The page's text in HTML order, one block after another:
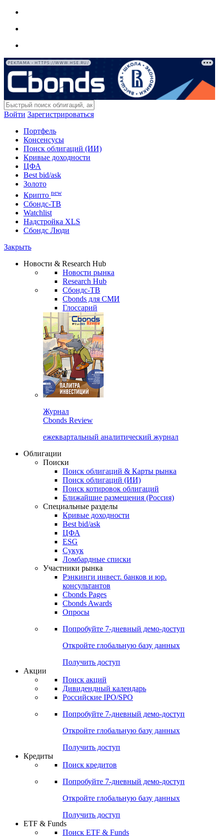
РЕКЛАМА • HTTPS://WWW.HSE.RU/
Войти Зарегистрироваться
Портфель
Консенсусы
Поиск облигаций (ИИ)
Кривые доходности
ЦФА
Best bid/ask
Золото
Крипто new
Сбондс-ТВ
Watchlist
Надстройка XLS
Сбондс Люди
Закрыть
Новости & Research Hub
Новости рынка
Research Hub
Сбондс-ТВ
Cbonds для СМИ
Глоссарий
Журнал
Cbonds Review
ежеквартальный аналитический журнал
Облигации
Поиски
Поиск облигаций & Карты рынка
Поиск облигаций (ИИ)
Поиск котировок облигаций
Ближайшие размещения (Россия)
Специальные разделы
Кривые доходности
Best bid/ask
ЦФА
ESG
Сукук
Ломбардные списки
Участники рынка
Рэнкинги инвест. банков и юр.
консультантов
Cbonds Pages
Cbonds Awards
Опросы
Попробуйте 7-дневный демо-доступ
Откройте глобальную базу данных
Получить доступ
Акции
Поиск акций
Дивидендный календарь
Российские IPO/SPO
Попробуйте 7-дневный демо-доступ
Откройте глобальную базу данных
Получить доступ
Кредиты
Поиск кредитов
Попробуйте 7-дневный демо-доступ
Откройте глобальную базу данных
Получить доступ
ETF & Funds
Поиск ETF & Funds